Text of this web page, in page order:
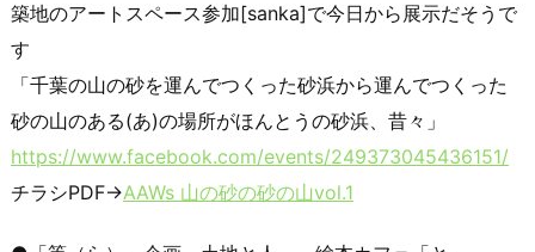
築地のアートスペース参加[sanka]で今日から展示だそうで
す
「千葉の山の砂を運んでつくった砂浜から運んでつくった
砂の山のある(あ)の場所がほんとうの砂浜、昔々」
https://www.facebook.com/events/249373045436151/
チラシPDF→AAWs 山の砂の砂の山vol.1